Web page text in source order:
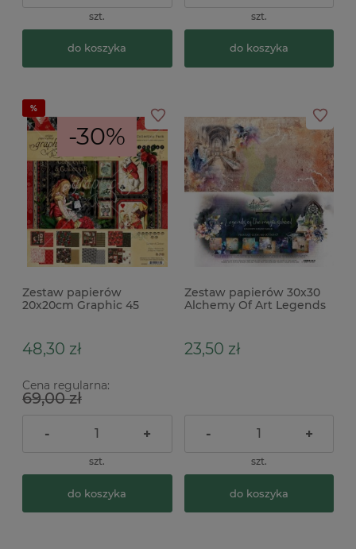
szt.
do koszyka
szt.
do koszyka
-30%
Zestaw papierów
20x20cm Graphic 45
48,30 zł
Cena regularna:
69,00 zł
- +
szt.
do koszyka
Zestaw papierów 30x30
Alchemy Of Art Legends
23,50 zł
- +
szt.
do koszyka